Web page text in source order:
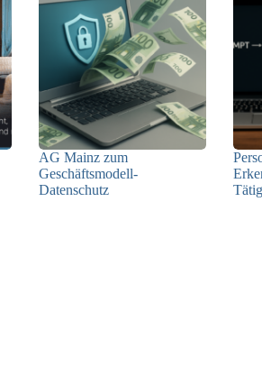
AG Mainz zum
Geschäftsmodell-
Datenschutz